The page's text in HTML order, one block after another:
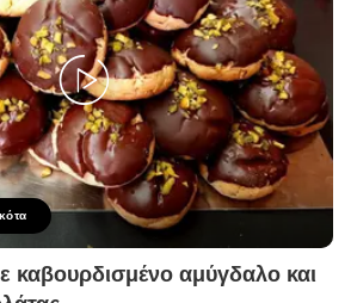
καβουρδισμένο αμύγδαλο και